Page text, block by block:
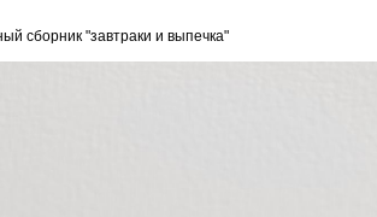
сборник "завтраки и выпечка"